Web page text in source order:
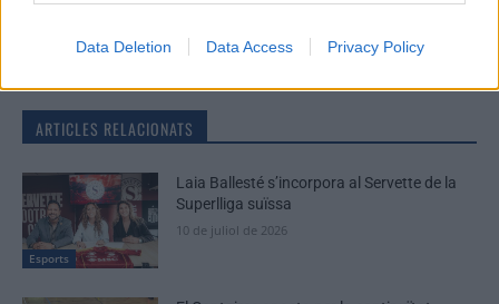
Data Deletion Data Access Privacy Policy
ARTICLES RELACIONATS
Esports
Laia Ballesté s’incorpora al Servette de la
Superlliga suïssa
10 de juliol de 2026